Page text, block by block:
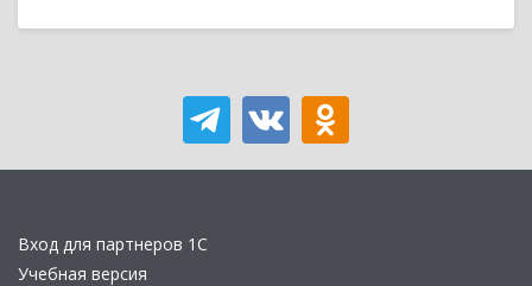
Вход для партнеров 1С
Учебная версия